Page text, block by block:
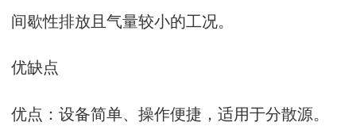
间歇性排放且气量较小的工况‌。
优缺点
优点‌：设备简单、操作便捷，适用于分散源‌。